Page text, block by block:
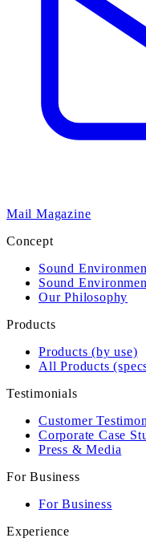
Mail Magazine
Concept
Sound
Sound
Our Philosophy
Products
Products (by use)
All Products
Testimonials
Customer
Corporate Case
Press & Media
For Business
For Business
Experience